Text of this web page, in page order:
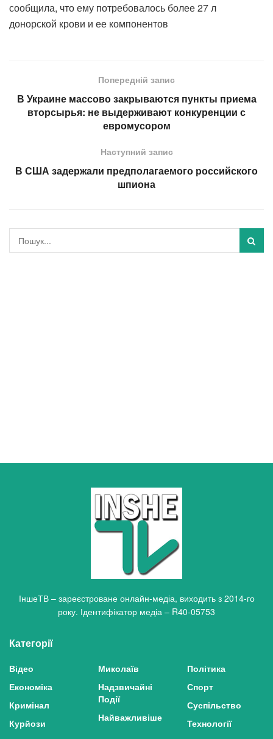
сообщила, что ему потребовалось более 27 л
донорской крови и ее компонентов
Попередній запис
В Украине массово закрываются пункты приема
вторсырья: не выдерживают конкуренции с
евромусором
Наступний запис
В США задержали предполагаемого российского
шпиона
ІншеТВ – зареєстроване онлайн-медіа, виходить з 2014-го
року. Ідентифікатор медіа – R40-05753
Категорії
Відео
Економіка
Кримінал
Курйози
Миколаїв
Надзвичайні
Події
Найважливіше
Політика
Спорт
Суспільство
Технології